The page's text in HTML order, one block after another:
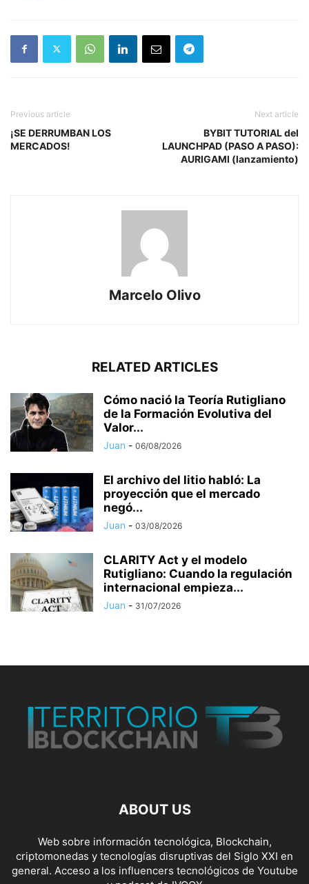
Previous article
¡SE DERRUMBAN LOS
MERCADOS!
Next article
BYBIT TUTORIAL del
LAUNCHPAD (PASO A PASO):
AURIGAMI (lanzamiento)
Marcelo Olivo
RELATED ARTICLES
Cómo nació la Teoría Rutigliano
de la Formación Evolutiva del
Valor...
Juan - 06/08/2026
El archivo del litio habló: La
proyección que el mercado
negó...
Juan - 03/08/2026
CLARITY Act y el modelo
Rutigliano: Cuando la regulación
internacional empieza...
Juan - 31/07/2026
ABOUT US
Web sobre información tecnológica, Blockchain,
criptomonedas y tecnologías disruptivas del Siglo XXI en
general. Acceso a los influencers tecnológicos de Youtube